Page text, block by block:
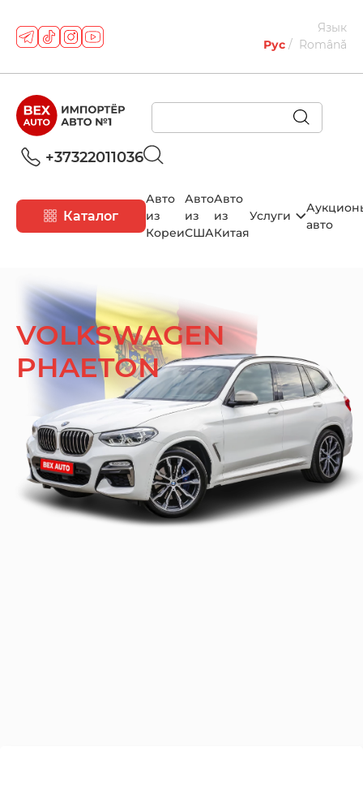
Язык
Рус
Română
+37322011036
Каталог
Авто
из
Кореи
Авто
из
США
Авто
из
Китая
Услуги
авто
VOLKSWAGEN
PHAETON